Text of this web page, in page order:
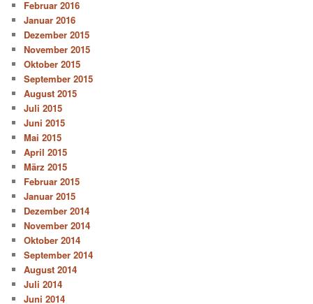
Februar 2016
Januar 2016
Dezember 2015
November 2015
Oktober 2015
September 2015
August 2015
Juli 2015
Juni 2015
Mai 2015
April 2015
März 2015
Februar 2015
Januar 2015
Dezember 2014
November 2014
Oktober 2014
September 2014
August 2014
Juli 2014
Juni 2014